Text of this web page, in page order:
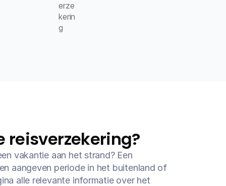
erze
kerin
g
reisverzekering?
vakantie aan het strand? Een
aangeven periode in het buitenland of
alle relevante informatie over het